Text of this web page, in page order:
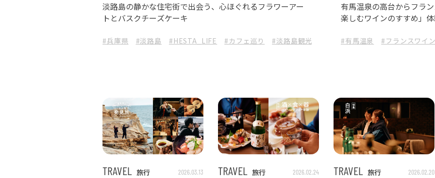
淡路島の静かな住宅街で出会う、心ほぐれるフラワーアー
トとバスクチーズケーキ
#兵庫県 #淡路島 #HESTA_LIFE #カフェ巡り #淡路島観光 #淡路島カフェ #バスクチーズケ
有馬温泉の高台からフラ
楽しむワインのすすめ」
#有馬温泉 #フランスワイ
TRAVEL 旅行 2026.03.13 TRAVEL 旅行 2026.02.24 TRAVEL 旅行 2026.02.20